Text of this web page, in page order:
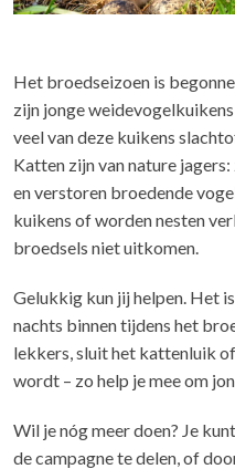
Het broedseizoen is
zijn jonge
veel van deze kuikens
Katten zijn van nature
en verstoren broedende
kuikens of worden nesten
broedsels niet uitkomen.
Gelukkig kun jij helpen. Het
nachts binnen tijdens het
lekkers, sluit het kattenluik
wordt – zo help je mee om
Wil je nóg meer doen? Je
de campagne te delen, of